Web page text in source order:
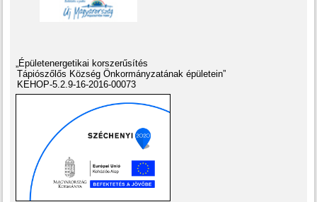
„Épületenergetikai korszerűsítés
Tápiószőlős Község Önkormányzatának épületein”
KEHOP-5.2.9-16-2016-00073